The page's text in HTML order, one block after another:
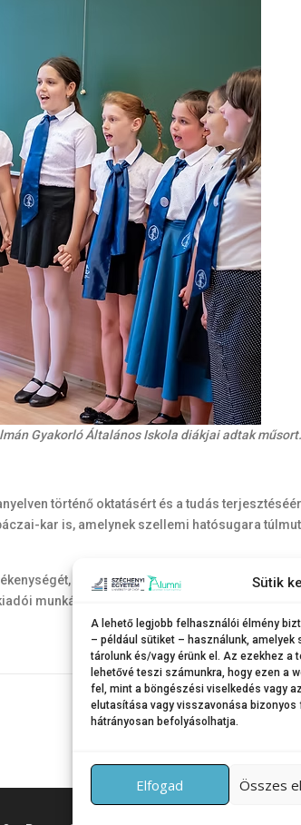
Sütik
A lehető legjobb felhasználói élmény
– például sütiket – használunk,
tárolunk és/vagy érünk el. Az ezekhez a
lehetővé teszi számunkra, hogy ezen a
fel, mint a böngészési viselkedés vagy
elutasítása vagy visszavonása
hátrányosan befolyásolhatja.
Elfogad Összes
Gyakorló Általános Iskola diákjai adtak műsort.
történő oktatásért és a tudás
kar is, amelynek szellemi hatósugara
elismertségét, valamint Esztergályos
munkásságára, és köszönetet mondott az